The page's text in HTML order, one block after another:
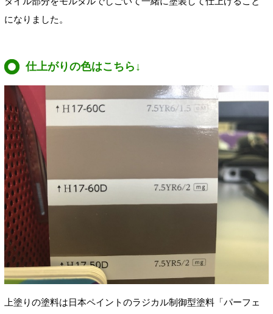
になりました。
仕上がりの色はこちら↓
上塗りの塗料は日本ペイントのラジカル制御型塗料「パーフェ